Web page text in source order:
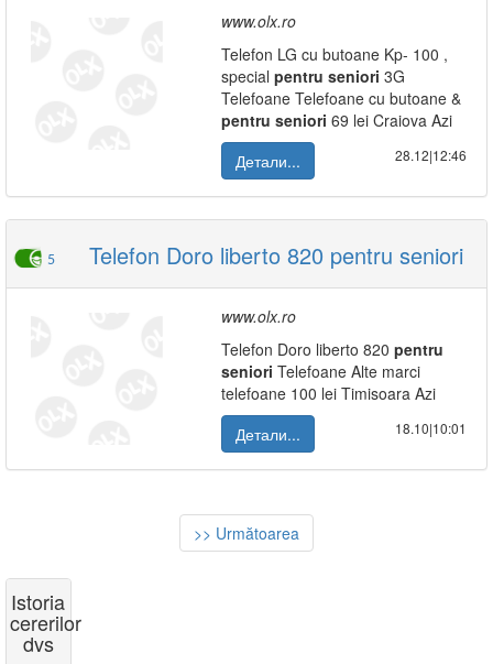
www.olx.ro
Telefon LG cu butoane Kp- 100 ,
special pentru seniori 3G
Telefoane Telefoane cu butoane &
pentru seniori 69 lei Craiova Azi
Детали...
28.12|12:46
5 Telefon Doro liberto 820 pentru seniori
www.olx.ro
Telefon Doro liberto 820 pentru
seniori Telefoane Alte marci
telefoane 100 lei Timisoara Azi
Детали...
18.10|10:01
>> Următoarea
Istoria
cererilor
dvs